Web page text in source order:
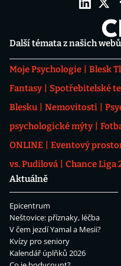
Další témata z našich webů
Moje Psychologie Blesk
Fantasy
Spotřebitelské
Blesku
Nemovitosti
psychologické mýty
ONLINE
Eventový
vs. Pudilová
Chance Liga
Aktuálně
Epicentrum
Neštovice: příznaky, léčba
V čem jezdí Yamal a Mesii?
Kvízy pro seniory
Kalendář úplňků 2026